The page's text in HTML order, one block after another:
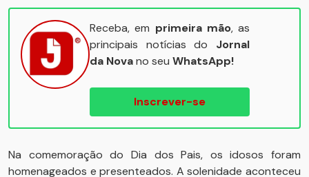
Receba, em primeira mão, as
principais notícias do Jornal
da Novano seu WhatsApp!
Inscrever-se
Na comemoração do Dia dos Pais, os idosos foram
homenageados e presenteados. A solenidade aconteceu